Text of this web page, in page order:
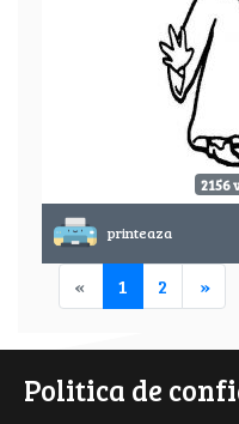
2156
printeaza
« 1 2 »
Politica de